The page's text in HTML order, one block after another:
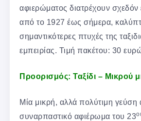
αφιερώματος διατρέχουν σχεδόν
από το 1927 έως σήμερα,
σημαντικότερες πτυχές της
εμπειρίας. Τιμή πακέτου: 30
Προορισμός: Ταξίδι – Μικρού
Μία μικρή, αλλά πολύτιμη γεύση
συναρπαστικό αφιέρωμα του 23